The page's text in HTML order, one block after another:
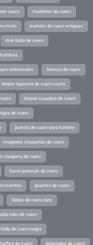
cuero maletines de cuero
moto maletas de cuero antiguas
look falda de cuero
artesanales llaveros de cuero
limpiar tapiceria de cuero coche
limpiar cazadora de cuero
de cuero
jackets de cuero para hombre
imagenes chaquetas de cuero
chaqueta de cuero
hacer pulseras de cuero
hombre guantes de cuero
faldas de cuero zara
tubo de cuero
falda de cuero negra
de cuero delantales de cuero